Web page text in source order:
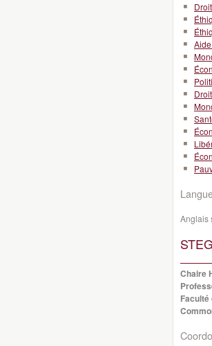
Anglais
Chaire